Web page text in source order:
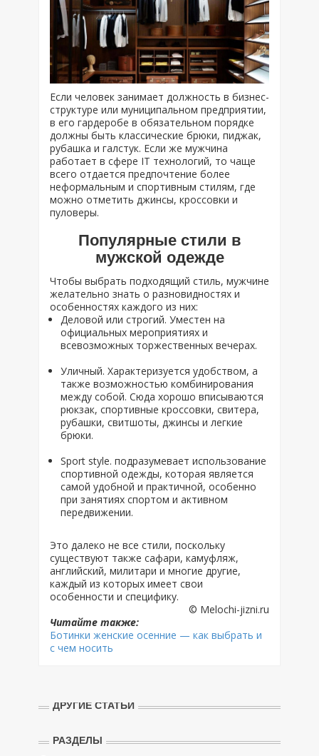
Если человек занимает должность в бизнес-
структуре или муниципальном предприятии,
в его гардеробе в обязательном порядке
должны быть классические брюки, пиджак,
рубашка и галстук. Если же мужчина
работает в сфере IT технологий, то чаще
всего отдается предпочтение более
неформальным и спортивным стилям, где
можно отметить джинсы, кроссовки и
пуловеры.
Популярные стили в
мужской одежде
Чтобы выбрать подходящий стиль, мужчине
желательно знать о разновидностях и
особенностях каждого из них:
Деловой или строгий. Уместен на
официальных мероприятиях и
всевозможных торжественных вечерах.
Уличный. Характеризуется удобством, а
также возможностью комбинирования
между собой. Сюда хорошо вписываются
рюкзак, спортивные кроссовки, свитера,
рубашки, свитшоты, джинсы и легкие
брюки.
Sport style. подразумевает использование
спортивной одежды, которая является
самой удобной и практичной, особенно
при занятиях спортом и активном
передвижении.
Это далеко не все стили, поскольку
существуют также сафари, камуфляж,
английский, милитари и многие другие,
каждый из которых имеет свои
особенности и специфику.
© Melochi-jizni.ru
Читайте также:
Ботинки женские осенние — как выбрать и
с чем носить
ДРУГИЕ СТАТЬИ
РАЗДЕЛЫ